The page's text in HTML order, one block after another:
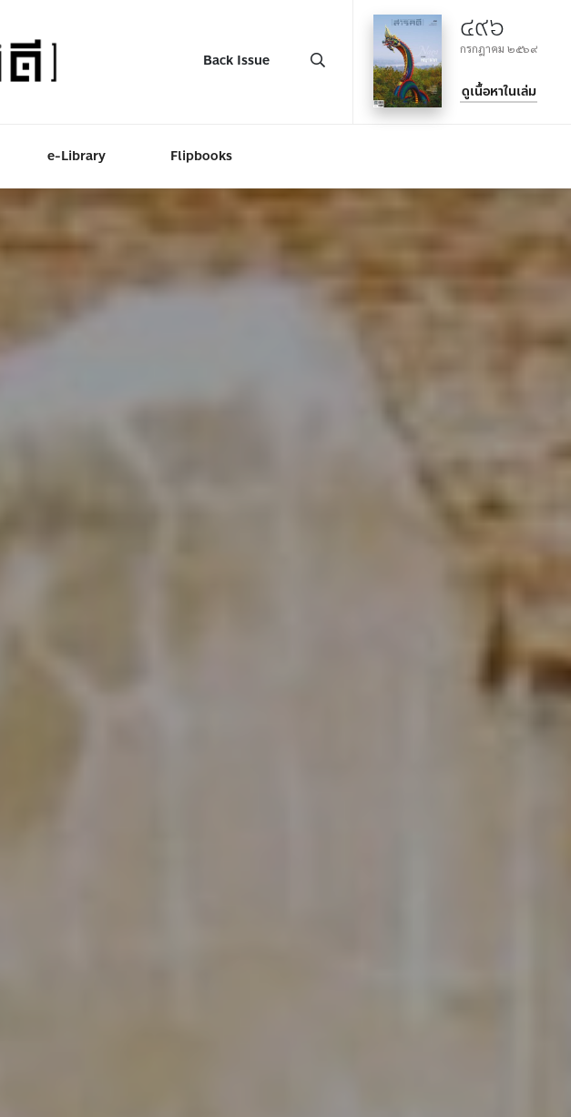
Back Issue
๔๙๖
กรกฎาคม ๒๕๖๙
ดูเนื้อหาในเล่ม
e-Library Flipbooks